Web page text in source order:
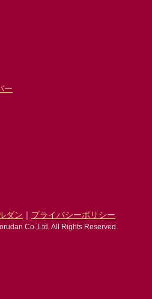
ー
ダン ｜ プライバシーポリシー
Co.,Ltd. All Rights Reserved.